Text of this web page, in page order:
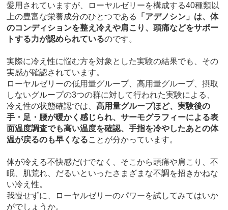
愛用されていますが、ローヤルゼリーを構成する40種類以
上の豊富な栄養成分のひとつである
「アデノシン」は、体
のコンディションを整え冷えや肩こり、頭痛などをサポー
トする力が認められているのです。
実際に冷え性に悩む方を対象とした実験の結果でも、その
実感が確認されています。
ローヤルゼリーの低用量グループ、高用量グループ、摂取
しないグループの3つの群に対して行われた実験による、
冷え性の状態確認では、高用量グループほど、実験後の
手・足・腰が暖かく感じられ、サーモグラフィーによる表
面温度調査でも高い温度を確認、手指を冷やしたあとの体
温が戻るのも早くなることが分かっています。
体が冷える不快感だけでなく、そこから頭痛や肩こり、不
眠、肌荒れ、だるいといったさまざまな不調を招きかねな
い冷え性。
我慢せずに、ローヤルゼリーのパワーを試してみてはいか
がでしょうか。